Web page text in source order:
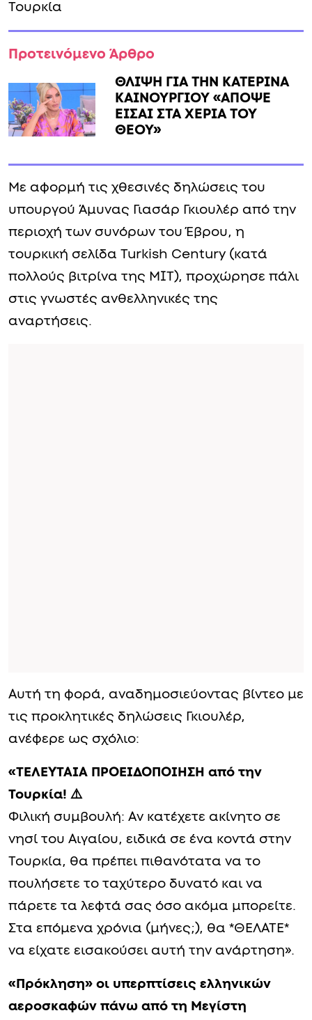
Τουρκία
Προτεινόμενο Άρθρο
ΘΛΙΨΗ ΓΙΑ ΤΗΝ ΚΑΤΕΡΙΝΑ
ΚΑΙΝΟΥΡΓΙΟΥ «ΑΠΟΨΕ
ΕΙΣΑΙ ΣΤΑ ΧΕΡΙΑ ΤΟΥ
ΘΕΟΥ»
Με αφορμή τις χθεσινές δηλώσεις του
υπουργού Άμυνας Γιασάρ Γκιουλέρ από την
περιοχή των συνόρων του Έβρου, η
τουρκική σελίδα Turkish Century (κατά
πολλούς βιτρίνα της ΜΙΤ), προχώρησε πάλι
στις γνωστές ανθελληνικές της
αναρτήσεις.
Αυτή τη φορά, αναδημοσιεύοντας βίντεο με
τις προκλητικές δηλώσεις Γκιουλέρ,
ανέφερε ως σχόλιο:
«ΤΕΛΕΥΤΑΙΑ ΠΡΟΕΙΔΟΠΟΙΗΣΗ από την
Τουρκία! ⚠️
Φιλική συμβουλή: Αν κατέχετε ακίνητο σε
νησί του Αιγαίου, ειδικά σε ένα κοντά στην
Τουρκία, θα πρέπει πιθανότατα να το
πουλήσετε το ταχύτερο δυνατό και να
πάρετε τα λεφτά σας όσο ακόμα μπορείτε.
Στα επόμενα χρόνια (μήνες;), θα *ΘΕΛΑΤΕ*
να είχατε εισακούσει αυτή την ανάρτηση».
«Πρόκληση» οι υπερπτίσεις ελληνικών
αεροσκαφών πάνω από τη Μεγίστη